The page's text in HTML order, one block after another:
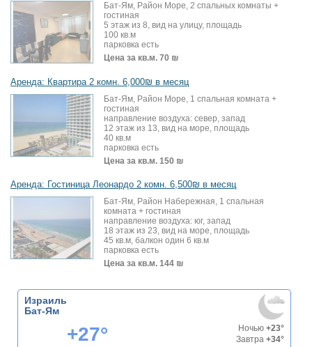
Бат-Ям, Район Море, 2 спальных комнаты +
гостиная
5 этаж из 8, вид на улицу, площадь
100 кв.м
парковка есть
Цена за кв.м. 70 ₪
Аренда: Квартира 2 комн. 6,000₪ в месяц
Бат-Ям, Район Море, 1 спальная комната +
гостиная
направление воздуха: север, запад
12 этаж из 13, вид на море, площадь
40 кв.м
парковка есть
Цена за кв.м. 150 ₪
Аренда: Гостиница Леонардо 2 комн. 6,500₪ в месяц
Бат-Ям, Район Набережная, 1 спальная
комната + гостиная
направление воздуха: юг, запад
18 этаж из 23, вид на море, площадь
45 кв.м, балкон один 6 кв.м
парковка есть
Цена за кв.м. 144 ₪
Израиль
Бат-Ям
+27° Ночью +23°
Завтра +34°